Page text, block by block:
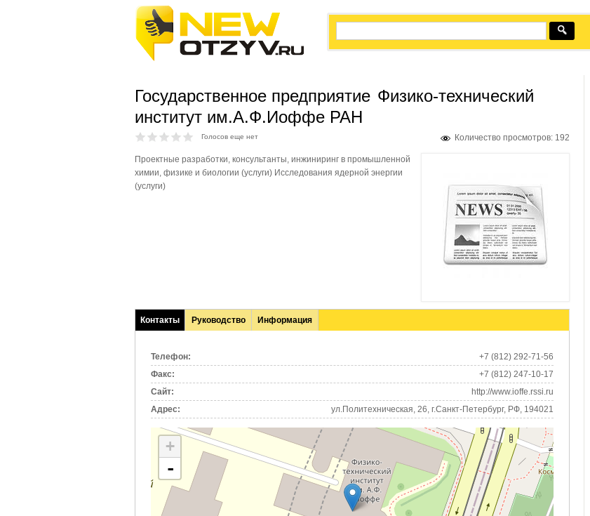
Государственное предприятие Физико-технический
институт им.А.Ф.Иоффе РАН
Количество просмотров: 192
Голосов еще нет
Проектные разработки, консультанты, инжиниринг в промышленной
химии, физике и биологии (услуги) Исследования ядерной энергии
(услуги)
Контакты
(активная
Руководство Информация
Телефон:
+7 (812) 292-71-56
Факс:
+7 (812) 247-10-17
Сайт:
http://www.ioffe.rssi.ru
Адрес:
ул.Политехническая, 26, г.Санкт-Петербург, РФ, 194021
+
-